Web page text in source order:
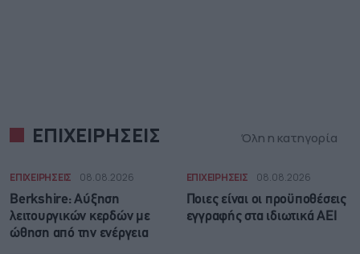
ΕΠΙΧΕΙΡΗΣΕΙΣ Όλη η κατηγορία
ΕΠΙΧΕΙΡΗΣΕΙΣ 08.08.2026
Berkshire: Αύξηση
λειτουργικών κερδών με
ώθηση από την ενέργεια
ΕΠΙΧΕΙΡΗΣΕΙΣ 08.08.2026
Ποιες είναι οι προϋποθέσεις
εγγραφής στα ιδιωτικά ΑΕΙ